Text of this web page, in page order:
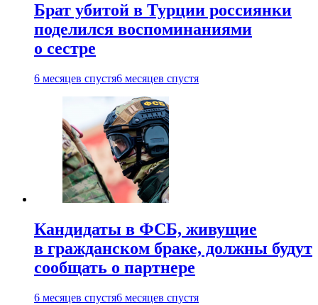
Брат убитой в Турции россиянки
поделился воспоминаниями
о сестре
6 месяцев спустя6 месяцев спустя
Кандидаты в ФСБ, живущие
в гражданском браке, должны будут
сообщать о партнере
6 месяцев спустя6 месяцев спустя